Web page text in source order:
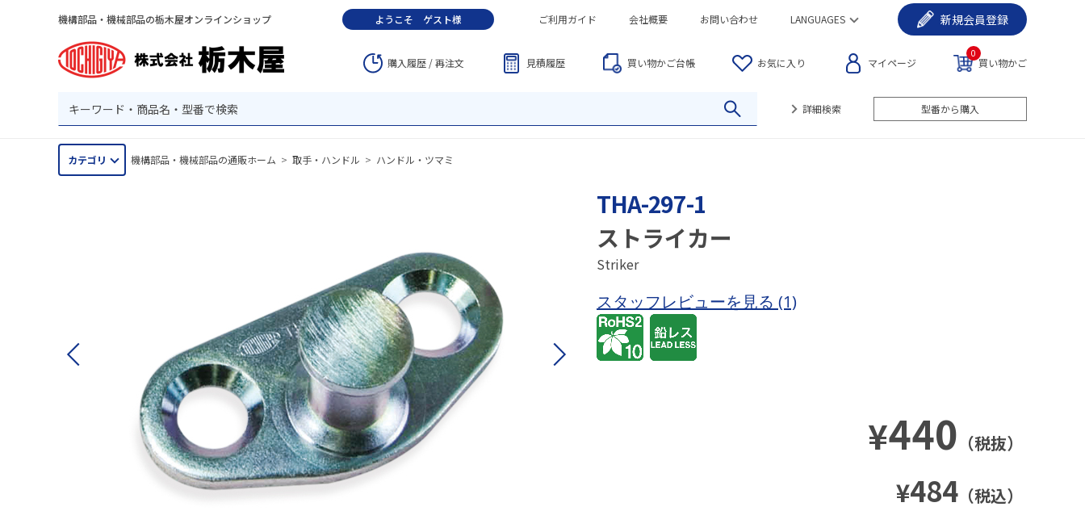
機構部品・機械部品の栃木屋オンラインショップ ようこそ ゲスト様 ご利用ガイド 会社概要 お問い合わせ LANGUAGES 新規会員登録
購入履歴 / 再注文 見積履歴 買い物かご台帳 お気に入り マイページ 買い物かご
0
詳細検索 型番から購入
カテゴリ 機構部品・機械部品の通販ホーム > 取手・ハンドル > ハンドル・ツマミ
THA-297-1
ストライカー
Striker
スタッフレビューを見る (1)
¥440 （税抜）
¥484 （税込）